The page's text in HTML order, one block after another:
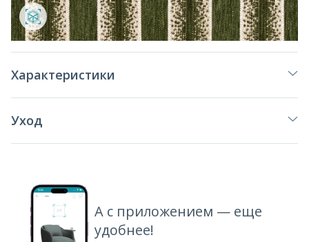
Характеристики
Уход
А с приложением — еще
удобнее!